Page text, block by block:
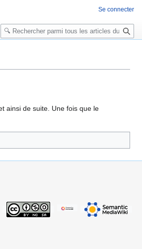
ainsi de suite. Une fois que le
Se connecter
R
e
e
h
r